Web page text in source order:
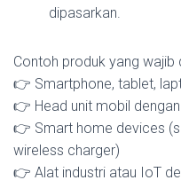
dipasarkan.
Contoh produk yang wajib
👉 Smartphone, tablet,
👉 Head unit mobil
👉 Smart home devices
wireless charger)
👉 Alat industri atau IoT